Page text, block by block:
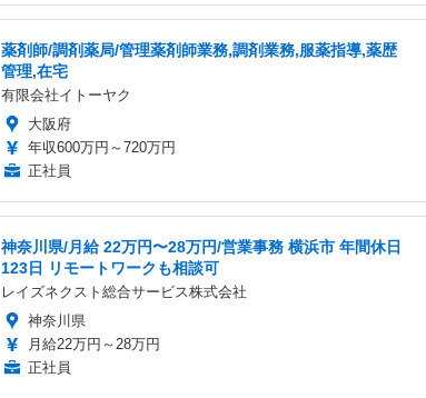
薬剤師/調剤薬局/管理薬剤師業務,調剤業務,服薬指導,薬歴
管理,在宅
有限会社イトーヤク
大阪府
年収600万円～720万円
正社員
神奈川県/月給 22万円〜28万円/営業事務 横浜市 年間休日
123日 リモートワークも相談可
レイズネクスト総合サービス株式会社
神奈川県
月給22万円～28万円
正社員